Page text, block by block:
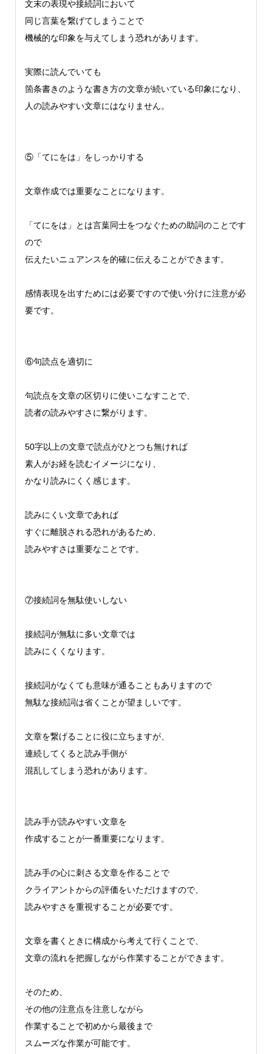
文末の表現や接続詞において
同じ言葉を繋げてしまうことで
機械的な印象を与えてしまう恐れがあります。
実際に読んでいても
箇条書きのような書き方の文章が続いている印象になり、
人の読みやすい文章にはなりません。
⑤「てにをは」をしっかりする
文章作成では重要なことになります。
「てにをは」とは言葉同士をつなぐための助詞のことです
ので
伝えたいニュアンスを的確に伝えることができます。
感情表現を出すためには必要ですので使い分けに注意が必
要です。
⑥句読点を適切に
句読点を文章の区切りに使いこなすことで、
読者の読みやすさに繋がります。
50字以上の文章で読点がひとつも無ければ
素人がお経を読むイメージになり、
かなり読みにくく感じます。
読みにくい文章であれば
すぐに離脱される恐れがあるため、
読みやすさは重要なことです。
⑦接続詞を無駄使いしない
接続詞が無駄に多い文章では
読みにくくなります。
接続詞がなくても意味が通ることもありますので
無駄な接続詞は省くことが望ましいです。
文章を繋げることに役に立ちますが、
連続してくると読み手側が
混乱してしまう恐れがあります。
読み手が読みやすい文章を
作成することが一番重要になります。
読み手の心に刺さる文章を作ることで
クライアントからの評価をいただけますので、
読みやすさを重視することが必要です。
文章を書くときに構成から考えて行くことで、
文章の流れを把握しながら作業することができます。
そのため、
その他の注意点を注意しながら
作業することで初めから最後まで
スムーズな作業が可能です。